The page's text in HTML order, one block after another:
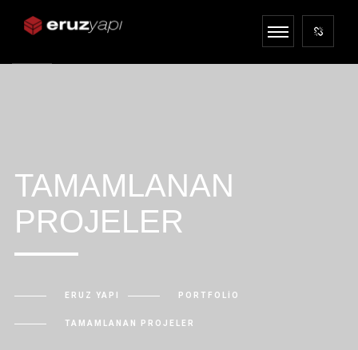
TAMAMLANAN
PROJELER
ERUZ YAPI PORTFOLIO
TAMAMLANAN PROJELER